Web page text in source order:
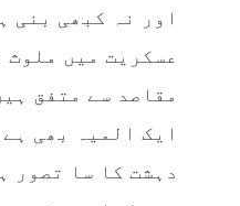
اور نہ کبھی بنی
عسکریت میں ملوث
مقاصد سے متفق
ایک المیہ بھی
دہشت کا سا تصور